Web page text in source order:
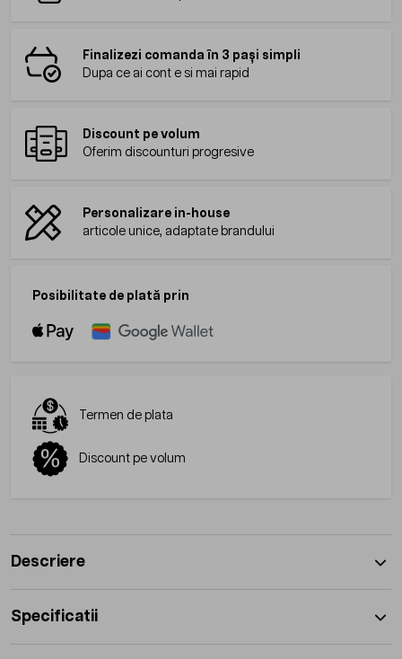
Finalizezi comanda în 3 pași simpli
Dupa ce ai cont e si mai rapid
Discount pe volum
Oferim discounturi progresive
Personalizare in-house
articole unice, adaptate brandului
Posibilitate de plată prin
Termen de plata
Discount pe volum
Descriere
Specificatii